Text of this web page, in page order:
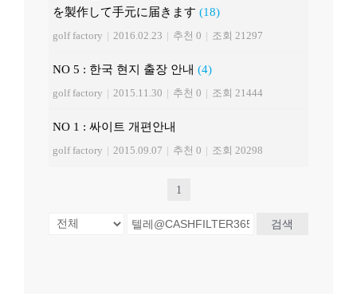
を製作して手元に届きます (18)
golf factory | 2016.02.23 | 추천 0 | 조회 21297
NO 5 : 한국 현지 출장 안내 (4)
golf factory | 2015.11.30 | 추천 0 | 조회 21444
NO 1 : 싸이트 개편안내
golf factory | 2015.09.07 | 추천 0 | 조회 20298
1
검색